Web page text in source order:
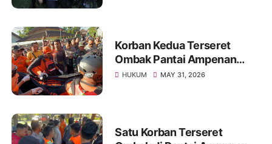
Korban Kedua Terseret
Ombak Pantai Ampenan
Ditemukan Meninggal,
HUKUM MAY 31, 2026
Satu Korban Terseret